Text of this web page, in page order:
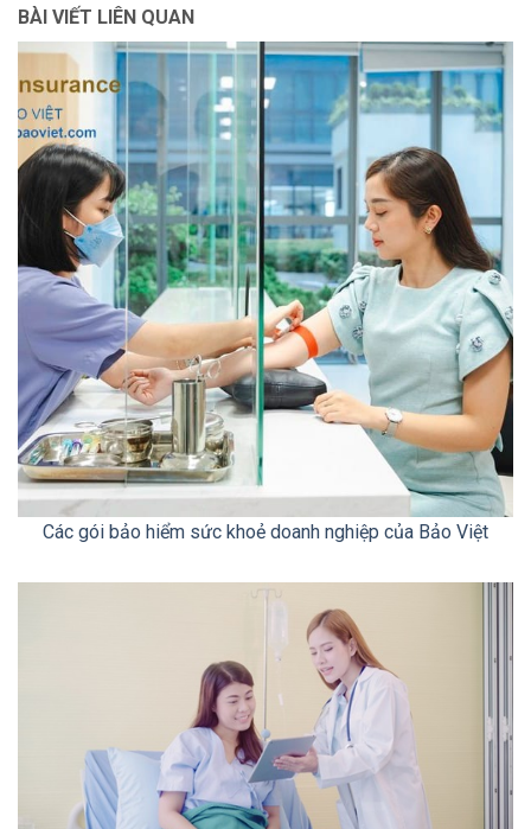
BÀI VIẾT LIÊN QUAN
Các gói bảo hiểm sức khoẻ doanh nghiệp của Bảo Việt